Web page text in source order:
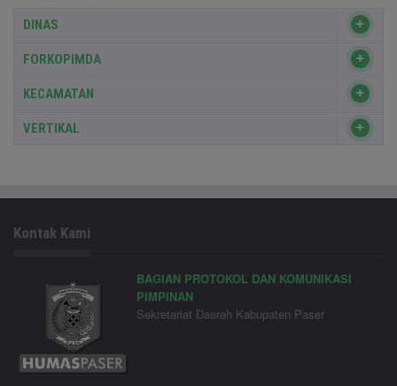
DINAS
FORKOPIMDA
KECAMATAN
VERTIKAL
Kontak Kami
BAGIAN PROTOKOL DAN KOMUNIKASI
PIMPINAN
Sekretariat Daerah Kabupaten Paser